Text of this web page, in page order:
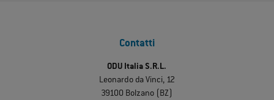
Contatti
ODU Italia S.R.L.
Leonardo da Vinci, 12
39100 Bolzano (BZ)